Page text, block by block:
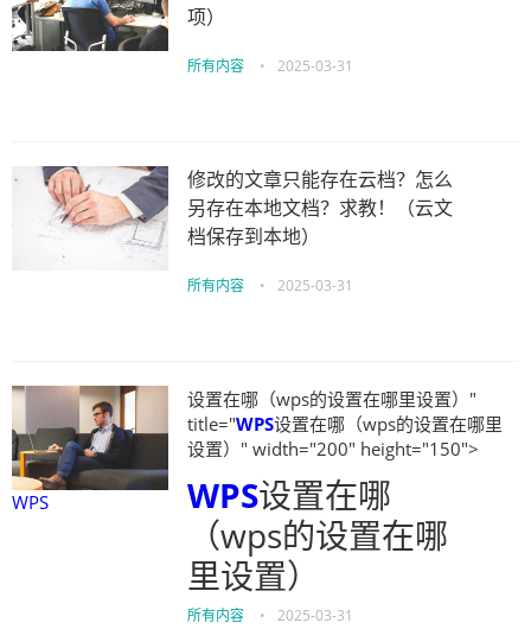
项）
所有内容 • 2025-03-31
修改的文章只能存在云档？怎么
另存在本地文档？求教！（云文
档保存到本地）
所有内容 • 2025-03-31
WPS
设置在哪（wps的设置在哪里设置）"
title="WPS设置在哪（wps的设置在哪里
设置）" width="200" height="150">
WPS设置在哪
（wps的设置在哪
里设置）
所有内容 • 2025-03-31